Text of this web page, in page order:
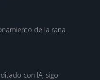
de la rana.
con IA, sigo